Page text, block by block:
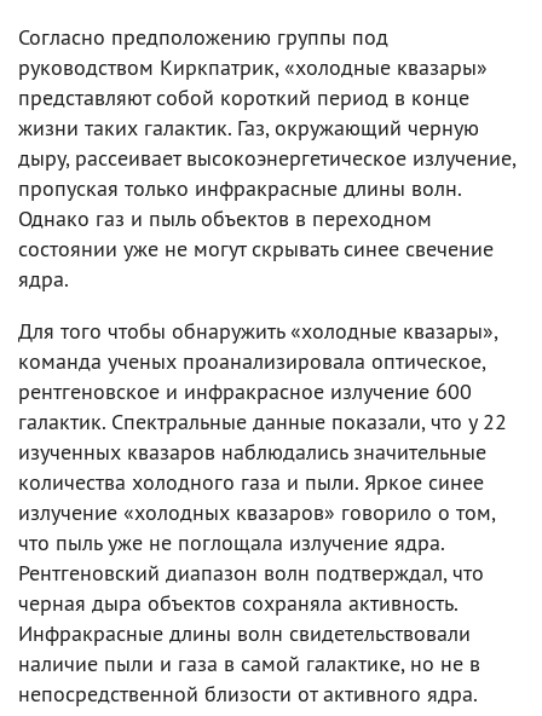
Согласно предположению группы под
руководством Киркпатрик, «холодные квазары»
представляют собой короткий период в конце
жизни таких галактик. Газ, окружающий черную
дыру, рассеивает высокоэнергетическое излучение,
пропуская только инфракрасные длины волн.
Однако газ и пыль объектов в переходном
состоянии уже не могут скрывать синее свечение
ядра.
Для того чтобы обнаружить «холодные квазары»,
команда ученых проанализировала оптическое,
рентгеновское и инфракрасное излучение 600
галактик. Спектральные данные показали, что у 22
изученных квазаров наблюдались значительные
количества холодного газа и пыли. Яркое синее
излучение «холодных квазаров» говорило о том,
что пыль уже не поглощала излучение ядра.
Рентгеновский диапазон волн подтверждал, что
черная дыра объектов сохраняла активность.
Инфракрасные длины волн свидетельствовали
наличие пыли и газа в самой галактике, но не в
непосредственной близости от активного ядра.